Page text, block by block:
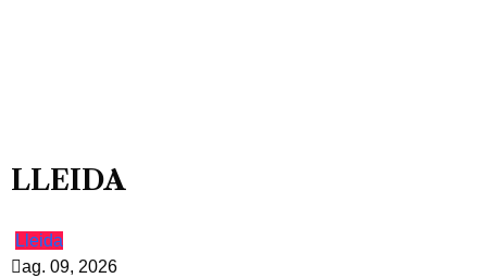
LLEIDA
Lleida
ag. 09, 2026